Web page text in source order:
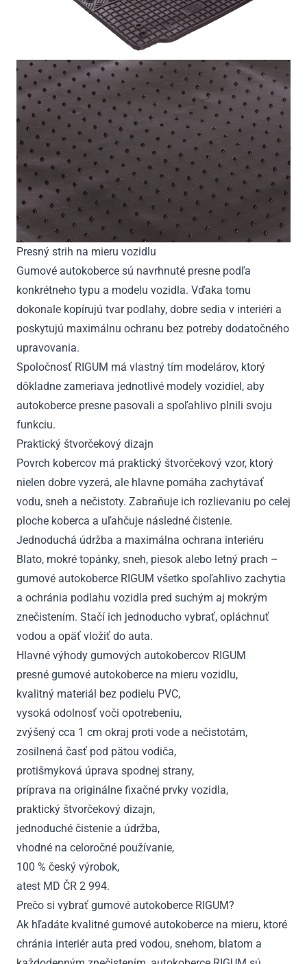
Presný strih na mieru vozidlu
Gumové autokoberce sú navrhnuté presne podľa
konkrétneho typu a modelu vozidla. Vďaka tomu
dokonale kopírujú tvar podlahy, dobre sedia v interiéri a
poskytujú maximálnu ochranu bez potreby dodatočného
upravovania.
Spoločnosť RIGUM má vlastný tím modelárov, ktorý
dôkladne zameriava jednotlivé modely vozidiel, aby
autokoberce presne pasovali a spoľahlivo plnili svoju
funkciu.
Praktický štvorčekový dizajn
Povrch kobercov má praktický štvorčekový vzor, ktorý
nielen dobre vyzerá, ale hlavne pomáha zachytávať
vodu, sneh a nečistoty. Zabraňuje ich rozlievaniu po celej
ploche koberca a uľahčuje následné čistenie.
Jednoduchá údržba a maximálna ochrana interiéru
Blato, mokré topánky, sneh, piesok alebo letný prach –
gumové autokoberce RIGUM všetko spoľahlivo zachytia
a ochránia podlahu vozidla pred suchým aj mokrým
znečistením. Stačí ich jednoducho vybrať, opláchnuť
vodou a opäť vložiť do auta.
Hlavné výhody gumových autokobercov RIGUM
presné gumové autokoberce na mieru vozidlu,
kvalitný materiál bez podielu PVC,
vysoká odolnosť voči opotrebeniu,
zvýšený cca 1 cm okraj proti vode a nečistotám,
zosilnená časť pod pätou vodiča,
protišmyková úprava spodnej strany,
príprava na originálne fixačné prvky vozidla,
praktický štvorčekový dizajn,
jednoduché čistenie a údržba,
vhodné na celoročné používanie,
100 % český výrobok,
atest MD ČR 2 994.
Prečo si vybrať gumové autokoberce RIGUM?
Ak hľadáte kvalitné gumové autokoberce na mieru, ktoré
chránia interiér auta pred vodou, snehom, blatom a